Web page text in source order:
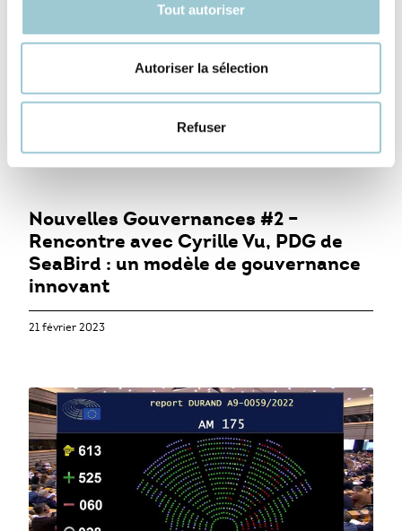
Tout autoriser
Autoriser la sélection
Refuser
Communiqué équipe | Mathilde
Cazelles, Anne Lefrançois et
WEMEAN !
Nouvelles Gouvernances #2 –
Rencontre avec Cyrille Vu, PDG de
SeaBird : un modèle de gouvernance
innovant
21 février 2023